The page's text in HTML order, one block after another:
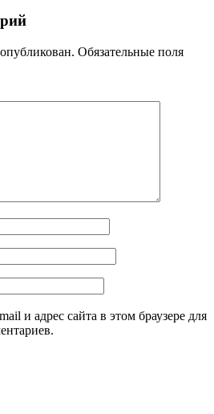
Обязательные поля
и адрес сайта в этом браузере для